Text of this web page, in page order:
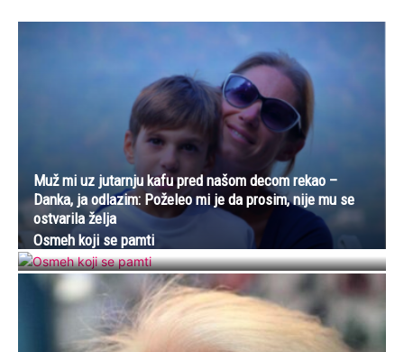
Muž mi uz jutarnju kafu pred našom decom rekao –
Danka, ja odlazim: Poželeo mi je da prosim, nije mu se
ostvarila želja
Osmeh koji se pamti